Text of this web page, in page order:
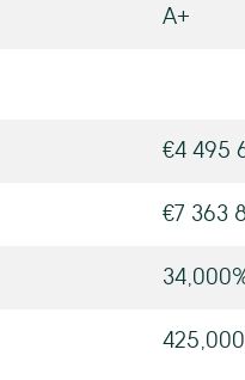
A+
€4 495
€7 363